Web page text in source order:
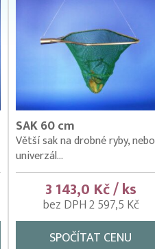
SAK 60 cm
Větší sak na drobné ryby, nebo
univerzál...
3 143,0 Kč / ks
bez DPH 2 597,5 Kč
SPOČÍTAT CENU